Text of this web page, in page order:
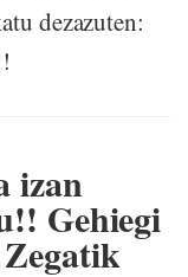
dezazuten:
izan
Gehiegi